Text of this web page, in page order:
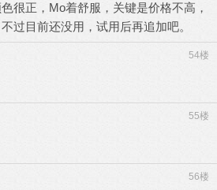
很正，Mo着舒服，关键是价格不高，
过目前还没用，试用后再追加吧。
54楼
55楼
56楼